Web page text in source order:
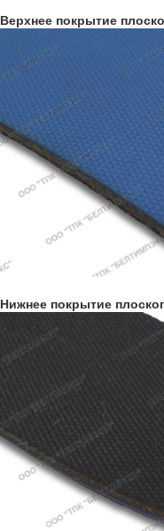
Верхнее покрытие
Нижнее покрытие